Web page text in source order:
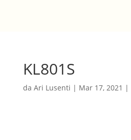
KL801S
da Ari Lusenti | Mar 17, 2021 |